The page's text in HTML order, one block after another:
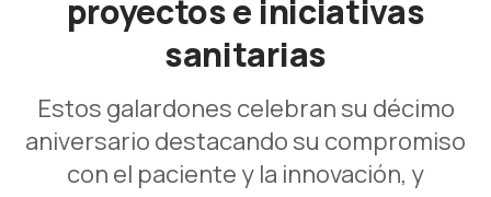
proyectos e iniciativas
sanitarias
Estos galardones celebran su décimo
aniversario destacando su compromiso
con el paciente y la innovación, y